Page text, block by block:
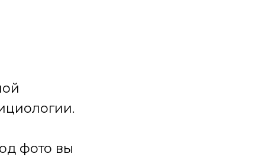
фото вы